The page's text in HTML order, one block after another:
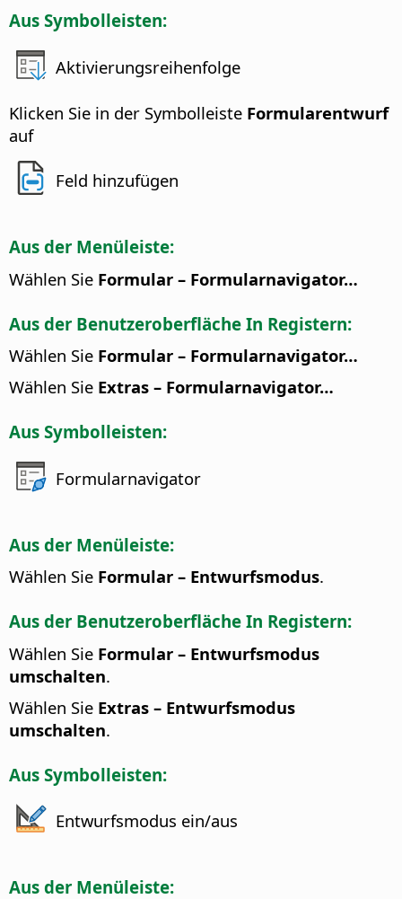
Aus Symbolleisten:
Aktivierungsreihenfolge
Klicken Sie in der Symbolleiste Formularentwurf
auf
Feld hinzufügen
Aus der Menüleiste:
Wählen Sie Formular – Formularnavigator…
Aus der Benutzeroberfläche In Registern:
Wählen Sie Formular – Formularnavigator…
Wählen Sie Extras – Formularnavigator…
Aus Symbolleisten:
Formularnavigator
Aus der Menüleiste:
Wählen Sie Formular – Entwurfsmodus.
Aus der Benutzeroberfläche In Registern:
Wählen Sie Formular – Entwurfsmodus
umschalten.
Wählen Sie Extras – Entwurfsmodus
umschalten.
Aus Symbolleisten:
Entwurfsmodus ein/aus
Aus der Menüleiste: